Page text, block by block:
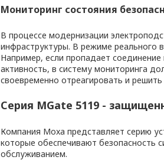
Мониторинг состояния
В процессе модернизации
инфраструктуры. В режиме реального
Например, если пропадает
активность, в систему мониторинга
своевременно отреагировать и
Серия MGate 5119 -
Компания Moxa представляет серию
которые обеспечивают безопасность
обслуживанием.